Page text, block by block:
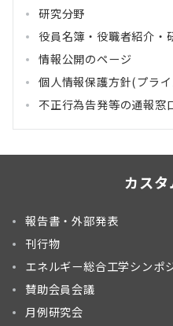
研究分野
役員名簿・役職者紹介・
情報公開のページ
個人情報保護方針(プラ
不正行為告発等の通報窓
カスタ
報告書・外部発表
刊行物
エネルギー総合工学シンポ
賛助会員会議
月例研究会